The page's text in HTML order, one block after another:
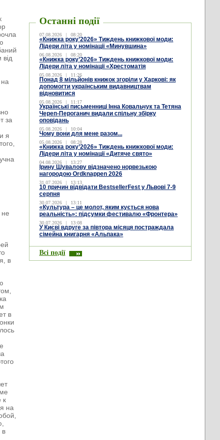
від
за
я
в
в
к
на
в
Останні події
07.08.2026 | 08:20
«Книжка року’2026» Тиждень книжкової моди:
Лідери літа у номінації «Минувшина»
06.08.2026 | 08:20
«Книжка року’2026» Тиждень книжкової моди:
Лідери літа у номінації «Хрестоматія
05.08.2026 | 11:26
Понад 8 мільйонів книжок згоріли у Харкові: як
допомогти українським видавництвам
відновитися
05.08.2026 | 11:17
Українські письменниці Інна Ковальчук та Тетяна
Череп-Пероганич видали спільну збірку
оповідань
05.08.2026 | 10:04
Чому вони для мене разом...
05.08.2026 | 08:28
«Книжка року’2026» Тиждень книжкової моди:
Лідери літа у номінації «Дитяче свято»
04.08.2026 | 13:27
Ірину Шувалову відзначено норвезькою
нагородою Ordknappen 2026
31.07.2026 | 13:13
10 причин відвідати BestsellerFest у Львові 7-9
серпня
30.07.2026 | 13:11
«Культура – це молот, яким кується нова
реальність»: підсумки фестивалю «Фронтера»
30.07.2026 | 13:08
У Києві вдруге за півтора місяця постраждала
сімейна книгарня «Альпака»
Всі події